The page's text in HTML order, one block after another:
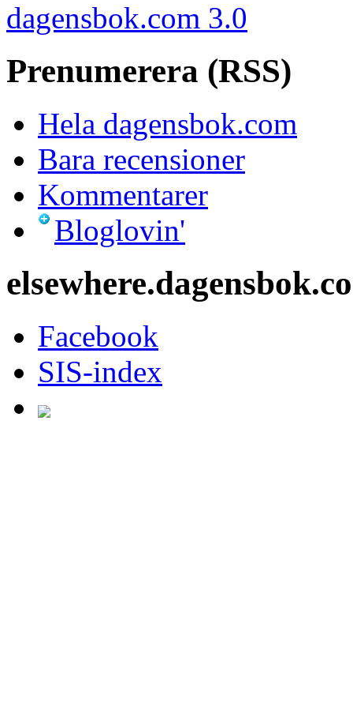
dagensbok.com 3.0
Prenumerera (RSS)
Hela dagensbok.com
Bara recensioner
Kommentarer
Bloglovin'
Facebook
SIS-index